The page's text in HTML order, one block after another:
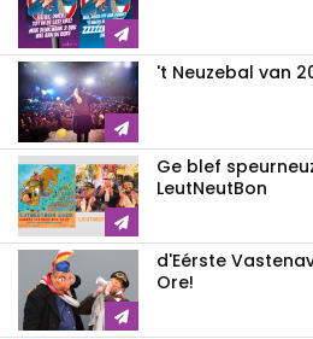
't Neuzebal van
Ge blef
LeutNeutBon
d'Eérste
Ore!